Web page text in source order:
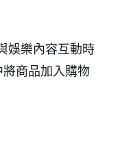
娛樂內容互動時
商品加入購物